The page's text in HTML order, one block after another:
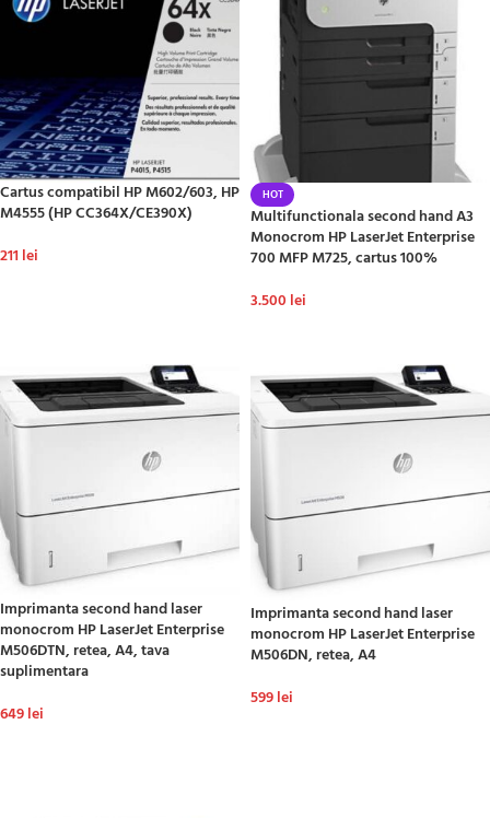
Cartus compatibil HP M602/603, HP
M4555 (HP CC364X/CE390X)
211 lei
HOT
Multifunctionala second hand A3
Monocrom HP LaserJet Enterprise
700 MFP M725, cartus 100%
3.500 lei
Imprimanta second hand laser
monocrom HP LaserJet Enterprise
M506DTN, retea, A4, tava
suplimentara
649lei
Imprimanta second hand laser
monocrom HP LaserJet Enterprise
M506DN, retea, A4
599lei